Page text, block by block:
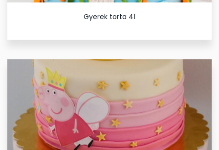
Gyerek torta 41